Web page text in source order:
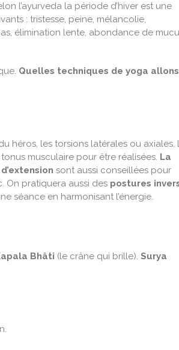
l’ayurveda la période d’hiver est une
: tristesse, peine, mélancolie,
élimination lente, abondance de
Quelles techniques de yoga
héros, les torsions latérales ou axiales.
musculaire pour être réalisées. La
sont aussi conseillées pour
On pratiquera aussi des postures
séance en harmonisant l’énergie.
Bhâti (le crâne qui brille). Surya